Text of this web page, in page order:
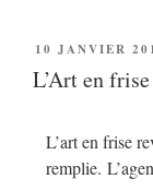
10 JANVIER
L’Art en frise
L’art en frise
remplie.